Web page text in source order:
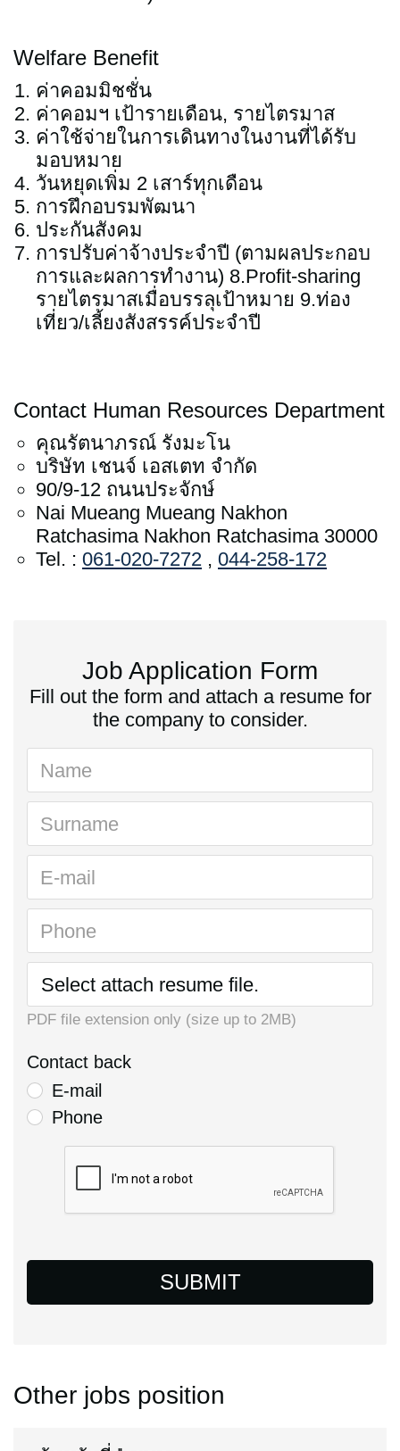
Welfare Benefit
ค่าคอมมิชชั่น
ค่าคอมฯ เป้ารายเดือน, รายไตรมาส
ค่าใช้จ่ายในการเดินทางในงานที่ได้รับ
มอบหมาย
วันหยุดเพิ่ม 2 เสาร์ทุกเดือน
การฝึกอบรมพัฒนา
ประกันสังคม
การปรับค่าจ้างประจำปี (ตามผลประกอบ
การและผลการทำงาน) 8.Profit-sharing
รายไตรมาสเมื่อบรรลุเป้าหมาย 9.ท่อง
เที่ยว/เลี้ยงสังสรรค์ประจำปี
Contact Human Resources Department
คุณรัตนาภรณ์ รังมะโน
บริษัท เชนจ์ เอสเตท จำกัด
90/9-12 ถนนประจักษ์
Nai Mueang Mueang Nakhon
Ratchasima Nakhon Ratchasima 30000
Tel. : 061-020-7272 , 044-258-172
Job Application Form
Fill out the form and attach a resume for
the company to consider.
Name
Surname
E-mail
Phone
Select attach resume file.
PDF file extension only (size up to 2MB)
Contact back
E-mail
Phone
SUBMIT
Other jobs position